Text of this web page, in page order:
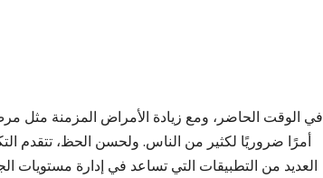
في الوقت الحاضر، ومع زيادة الأمراض المزمنة مثل
أمرًا ضروريًا لكثير من الناس. ولحسن الحظ، تتقدم
العديد من التطبيقات التي تساعد في إدارة مستويات